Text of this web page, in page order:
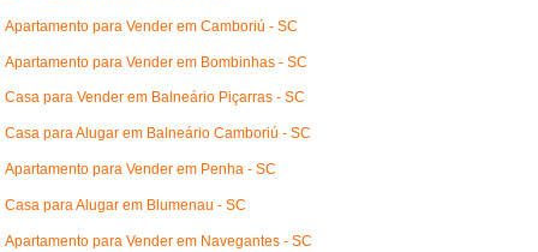
Apartamento para Vender em Camboriú - SC
Apartamento para Vender em Bombinhas - SC
Casa para Vender em Balneário Piçarras - SC
Casa para Alugar em Balneário Camboriú - SC
Apartamento para Vender em Penha - SC
Casa para Alugar em Blumenau - SC
Apartamento para Vender em Navegantes - SC